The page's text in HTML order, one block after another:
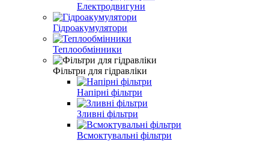
Електродвигуни
Гідроакумулятори
Теплообмінники
Фільтри для гідравліки
Напірні фільтри
Зливні фільтри
Всмоктувальні фільтри